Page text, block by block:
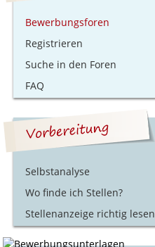
Bewerbungsforen
Registrieren
Suche in den Foren
FAQ
Selbstanalyse
Wo finde ich Stellen?
Stellenanzeige richtig lesen